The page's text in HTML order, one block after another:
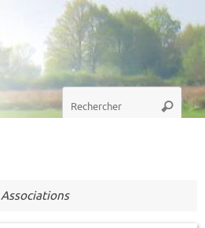
Recherche
pour
Associations